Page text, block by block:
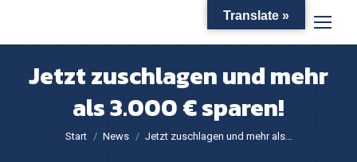
Jetzt zuschlagen und mehr
als 3.000 € sparen!
Sie befinden sich hier:
Start News Jetzt zuschlagen und mehr als…
Translate »